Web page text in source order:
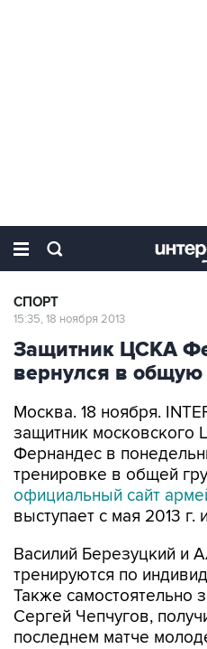
СПОРТ
15:35, 18 ноября 2013
Защитник ЦСКА
вернулся в общую
Москва. 18 ноября.
защитник
Фернандес в
тренировке в общей
официальный сайт
выступает с мая 2013 г.
Василий Березуцкий и
тренируются по
Также самостоятельно
Сергей Чепчугов,
последнем матче